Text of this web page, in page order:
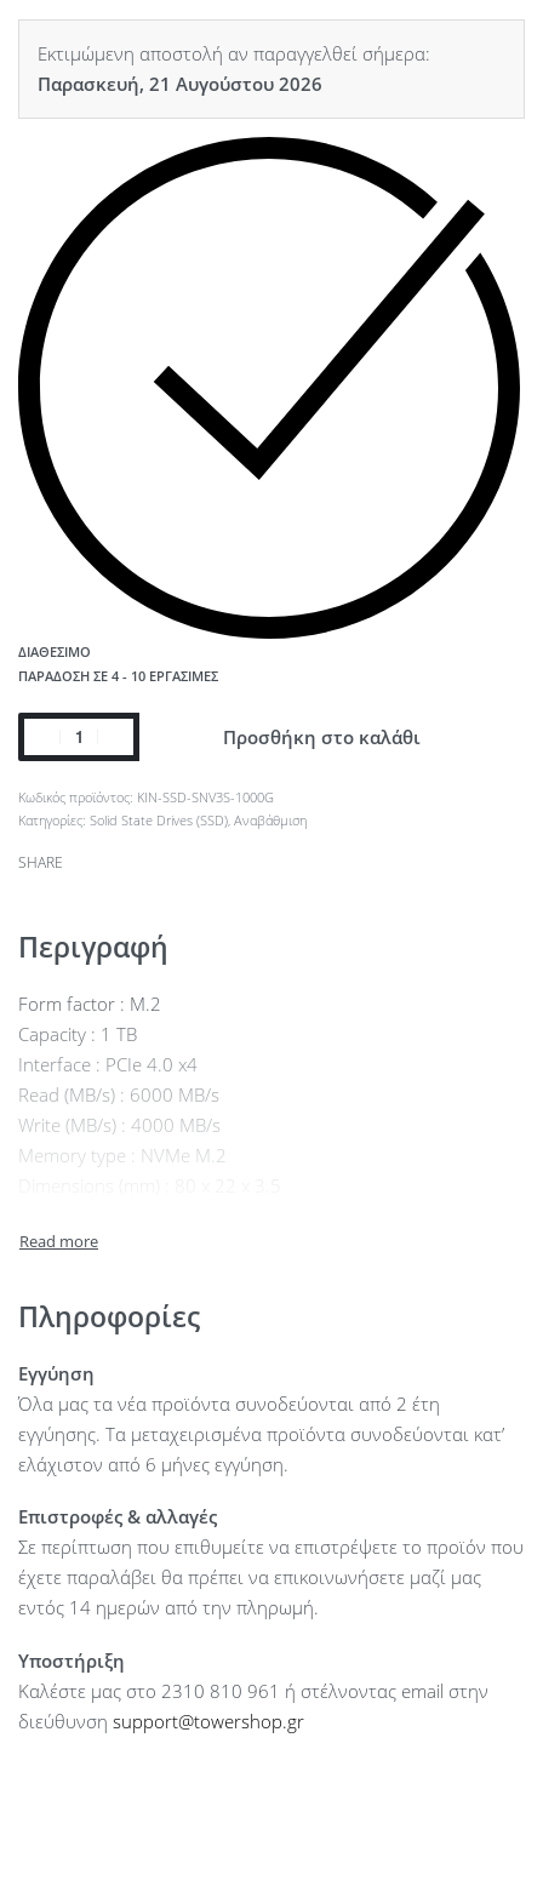
Εκτιμώμενη αποστολή αν παραγγελθεί σήμερα:
Παρασκευή, 21 Αυγούστου 2026
ΔΙΑΘΈΣΙΜΟ
ΠΑΡΆΔΟΣΗ ΣΕ 4 - 10 ΕΡΓΆΣΙΜΕΣ
Προσθήκη στο καλάθι
KIN-SSD-SNV3S-1000G
Κατηγορίες: Solid State Drives (SSD) Αναβάθμιση
SHARE
Περιγραφή
Form factor : M.2
Capacity : 1 TB
Interface : PCIe 4.0 x4
Read (MB/s) : 6000 MB/s
Write (MB/s) : 4000 MB/s
Memory type : NVMe M.2
Πληροφορίες
Εγγύηση
Όλα μας τα νέα προϊόντα συνοδεύονται από 2 έτη
εγγύησης. Τα μεταχειρισμένα προϊόντα συνοδεύονται κατ’
ελάχιστον από 6 μήνες εγγύηση.
Επιστροφές & αλλαγές
Σε περίπτωση που επιθυμείτε να επιστρέψετε το προϊόν που
έχετε παραλάβει θα πρέπει να επικοινωνήσετε μαζί μας
εντός 14 ημερών από την πληρωμή.
Υποστήριξη
Καλέστε μας στο 2310 810 961 ή στέλνοντας email στην
διεύθυνση support@towershop.gr